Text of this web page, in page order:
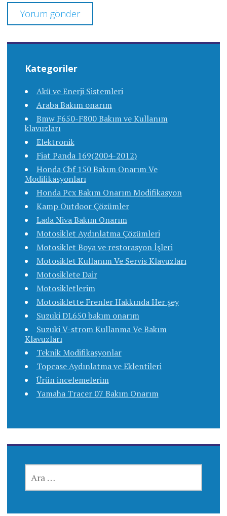
Kategoriler
Akü ve Enerji Sistemleri
Araba Bakım onarım
Bmw F650-F800 Bakım ve Kullanım
klavuzları
Elektronik
Fiat Panda 169(2004-2012)
Honda Cbf 150 Bakım Onarım Ve
Modifikasyonları
Honda Pcx Bakım Onarım Modifikasyon
Kamp Outdoor Çözümler
Lada Niva Bakım Onarım
Motosiklet Aydınlatma Çözümleri
Motosiklet Boya ve restorasyon İşleri
Motosiklet Kullanım Ve Servis Klavuzları
Motosiklete Dair
Motosikletlerim
Motosiklette Frenler Hakkında Her şey
Suzuki DL650 bakım onarım
Suzuki V-strom Kullanma Ve Bakım
Klavuzları
Teknik Modifikasyonlar
Topcase Aydınlatma ve Eklentileri
Ürün incelemelerim
Yamaha Tracer 07 Bakım Onarım